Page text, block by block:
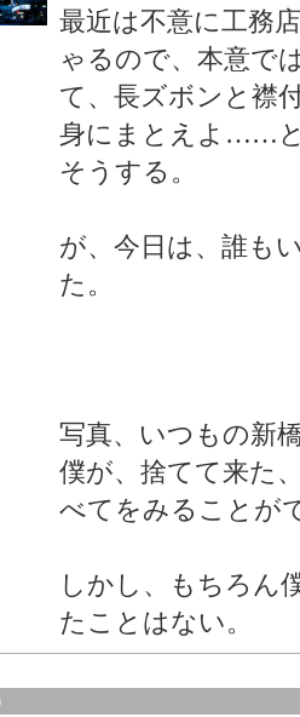
最近は不意に工務
ゃるので、本意で
て、長ズボンと襟
身にまとえよ……
そうする。
が、今日は、誰も
た。
写真、いつもの新
僕が、捨てて来た
べてをみることが
しかし、もちろん
たことはない。